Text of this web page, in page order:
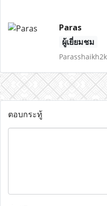
Paras
ผู้เยี่ยมชม
ตอบกระทู้